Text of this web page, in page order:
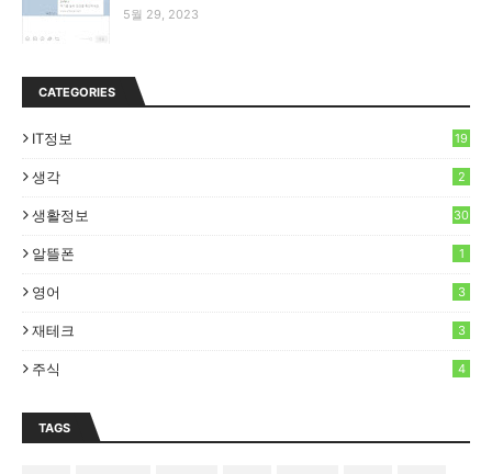
5월 29, 2023
CATEGORIES
IT정보 19
생각 2
생활정보 30
알뜰폰 1
영어 3
재테크 3
주식 4
TAGS